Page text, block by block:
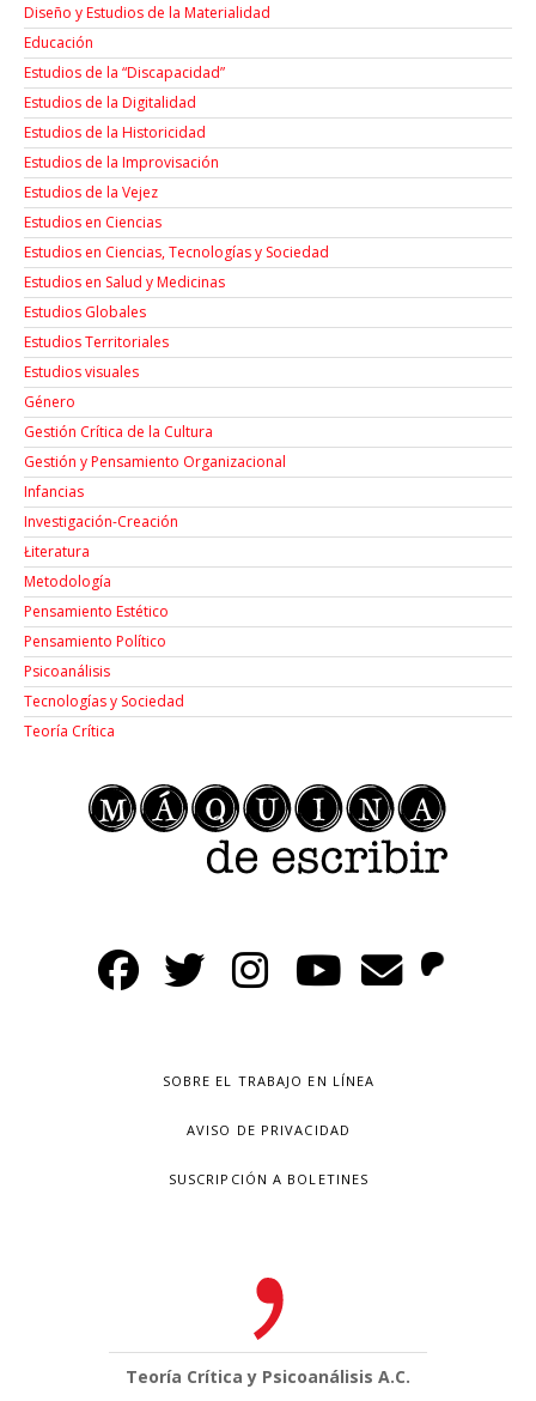
Diseño y Estudios de la Materialidad
Educación
Estudios de la “Discapacidad”
Estudios de la Digitalidad
Estudios de la Historicidad
Estudios de la Improvisación
Estudios de la Vejez
Estudios en Ciencias
Estudios en Ciencias, Tecnologías y Sociedad
Estudios en Salud y Medicinas
Estudios Globales
Estudios Territoriales
Estudios visuales
Género
Gestión Crítica de la Cultura
Gestión y Pensamiento Organizacional
Infancias
Investigación-Creación
Łiteratura
Metodología
Pensamiento Estético
Pensamiento Político
Psicoanálisis
Tecnologías y Sociedad
Teoría Crítica
SOBRE EL TRABAJO EN LÍNEA
AVISO DE PRIVACIDAD
SUSCRIPCIÓN A BOLETINES
Teoría Crítica y Psicoanálisis A.C.